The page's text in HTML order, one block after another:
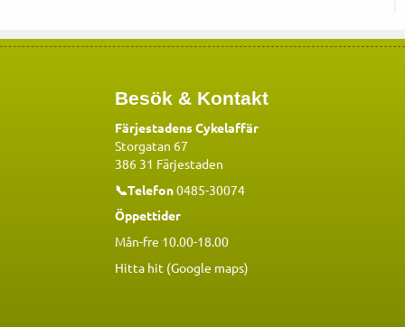
Besök & Kontakt
Färjestadens Cykelaffär
Storgatan 67
386 31 Färjestaden
📞Telefon0485-30074
Öppettider
Mån-fre 10.00-18.00
Hitta hit (Google maps)